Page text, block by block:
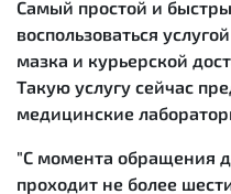
Самый простой и
воспользоваться
мазка и курьерской
Такую услугу сейчас
медицинские
"С момента обращения
проходит не более